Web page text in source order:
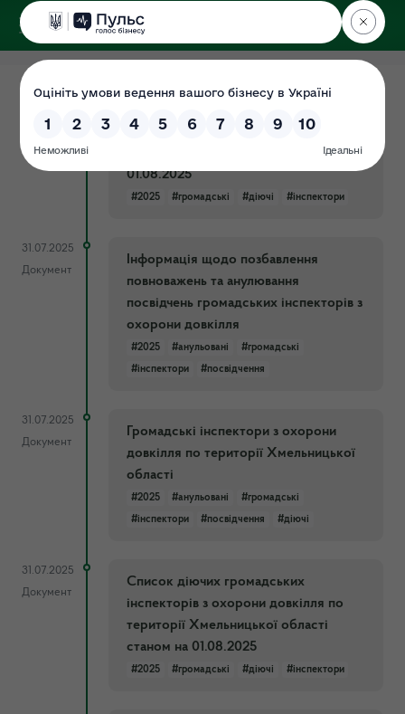
ДЕРЖЕКОІНСПЕКЦІЯ
у Хмельницькій області
31.07.2025
Документ
інспекторів по території
Хмельницької області станом на
01.08.2025
#2025 #громадські #діючі #інспектори
31.07.2025
Документ
Інформація щодо позбавлення
повноважень та анулювання
посвідчень громадських інспекторів з
охорони довкілля
#2025 #анульовані
#громадські
#інспектори
#посвідчення
31.07.2025
Документ
Громадські інспектори з охорони
довкілля по території Хмельницької
області
#2025 #анульовані
#громадські
#інспектори
#посвідчення #діючі
31.07.2025
Документ
Список діючих громадських
інспекторів з охорони довкілля по
території Хмельницької області
станом на 01.08.2025
#2025 #громадські #діючі #інспектори